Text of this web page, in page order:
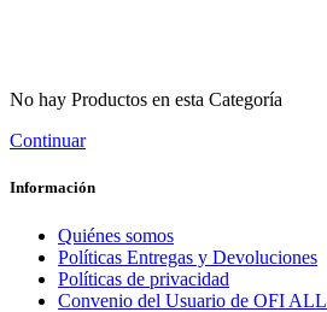
No hay Productos en esta Categoría
Continuar
Información
Quiénes somos
Políticas Entregas y Devoluciones
Políticas de privacidad
Convenio del Usuario de OFI ALL